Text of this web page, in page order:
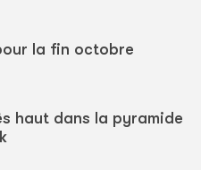
la fin octobre
haut dans la pyramide